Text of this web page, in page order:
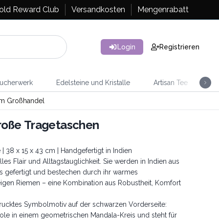
Reward Club Versandkosten Mengenrabatt
Login Registrieren
Edelsteine und Kristalle Artisan Tee
Großhandel
Tragetaschen
38 x 15 x 43 cm | Handgefertigt in Indien
Flair und Alltagstauglichkeit. Sie werden in Indien aus
gefertigt und bestechen durch ihr warmes
Riemen – eine Kombination aus Robustheit, Komfort
Symbolmotiv auf der schwarzen Vorderseite:
in einem geometrischen Mandala-Kreis und steht für